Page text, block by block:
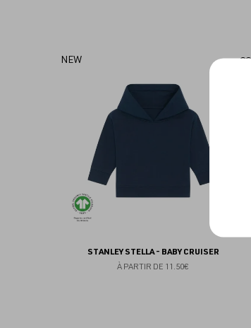
NEW
STANLEY STELLA - BABY CRUISER
À PARTIR DE 11.50€